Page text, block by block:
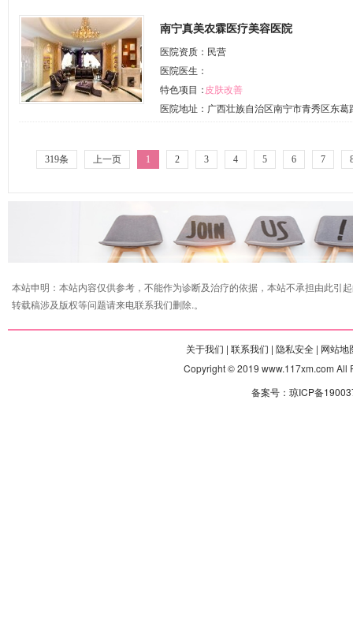
南宁真美农霖医疗美容医院
医院资质：民营
医院医生：
特色项目：皮肤改善
医院地址：广西壮族自治区南宁市青秀区东
319条 上一页 1 2 3 4 5 6 7
本站申明：本站内容仅供参考，不能作为诊断及治疗的依据，本站不承担由此引
转载稿涉及版权等问题请来电联系我们删除.。
关于我们 | 联系我们 | 隐私安全 | 网站地
Copyright © 2019 www.117xm.com All
备案号：琼ICP备